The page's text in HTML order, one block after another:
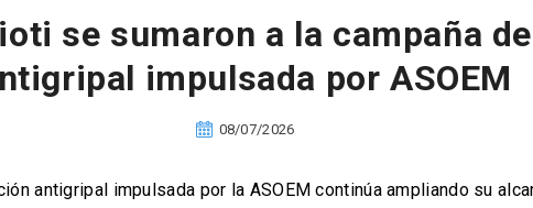
se sumaron a la campaña
impulsada por ASOEM
08/07/2026
antigripal impulsada por la ASOEM continúa ampliando su